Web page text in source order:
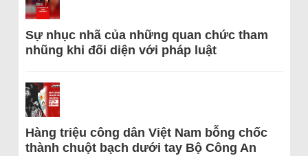
Sự nhục nhã của những quan chức tham
nhũng khi đối diện với pháp luật
Hàng triệu công dân Việt Nam bỗng chốc
thành chuột bạch dưới tay Bộ Công An